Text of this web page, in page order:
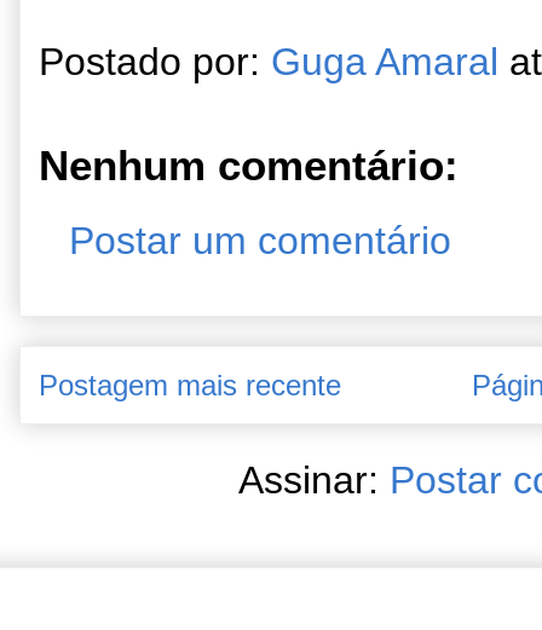
Postado por: Guga Amaral
Nenhum comentário:
Postar um comentário
Postagem mais recente
Assinar: Postar